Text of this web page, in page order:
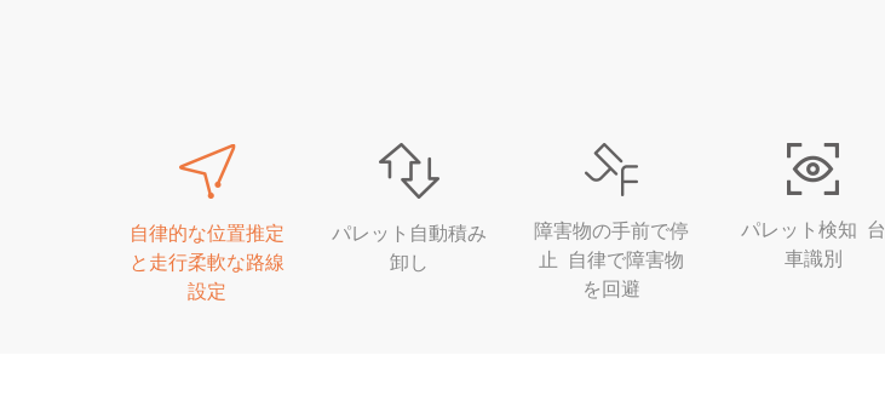
自律的な位置推定
と走行柔軟な路線
設定
パレット自動積み
卸し
障害物の手前で停
止 自律で障害物
を回避
パレット検知 台
車識別